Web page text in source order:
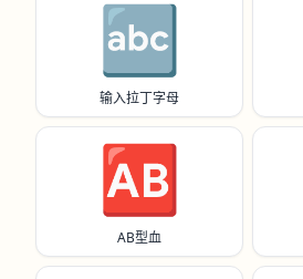
🔤
输入拉丁字母
🆎
AB型血